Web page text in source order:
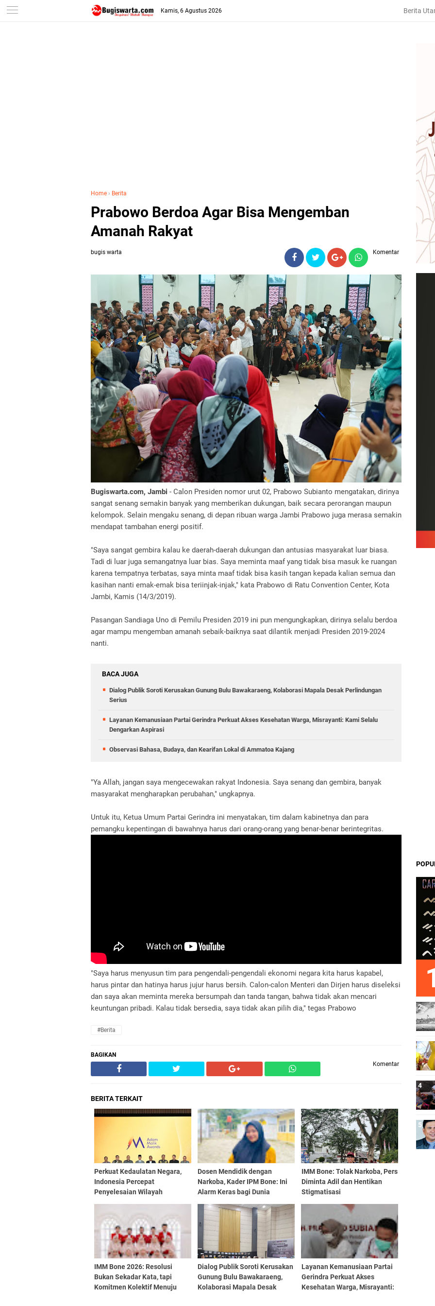
-->
Kamis, 6 Agustus 2026 Berita
Home › Berita
Prabowo Berdoa Agar Bisa Mengemban
Amanah Rakyat
bugis warta Komentar
Bugiswarta.com, Jambi - Calon Presiden nomor urut 02, Prabowo Subianto mengatakan, dirinya
sangat senang semakin banyak yang memberikan dukungan, baik secara perorangan maupun
kelompok. Selain mengaku senang, di depan ribuan warga Jambi Prabowo juga merasa semakin
mendapat tambahan energi positif.
"Saya sangat gembira kalau ke daerah-daerah dukungan dan antusias masyarakat luar biasa.
Tadi di luar juga semangatnya luar bias. Saya meminta maaf yang tidak bisa masuk ke ruangan
karena tempatnya terbatas, saya minta maaf tidak bisa kasih tangan kepada kalian semua dan
kasihan nanti emak-emak bisa teriinjak-injak," kata Prabowo di Ratu Convention Center, Kota
Jambi, Kamis (14/3/2019).
Pasangan Sandiaga Uno di Pemilu Presiden 2019 ini pun mengungkapkan, dirinya selalu berdoa
agar mampu mengemban amanah sebaik-baiknya saat dilantik menjadi Presiden 2019-2024
nanti.
BACA JUGA
Dialog Publik Soroti Kerusakan Gunung Bulu Bawakaraeng, Kolaborasi Mapala Desak Perlindungan
Serius
Layanan Kemanusiaan Partai Gerindra Perkuat Akses Kesehatan Warga, Misrayanti: Kami Selalu
Dengarkan Aspirasi
Observasi Bahasa, Budaya, dan Kearifan Lokal di Ammatoa Kajang
"Ya Allah, jangan saya mengecewakan rakyat Indonesia. Saya senang dan gembira, banyak
masyarakat mengharapkan perubahan," ungkapnya.
Untuk itu, Ketua Umum Partai Gerindra ini menyatakan, tim dalam kabinetnya dan para
pemangku kepentingan di bawahnya harus dari orang-orang yang benar-benar berintegritas.
"Saya harus menyusun tim para pengendali-pengendali ekonomi negara kita harus kapabel,
harus pintar dan hatinya harus jujur harus bersih. Calon-calon Menteri dan Dirjen harus diseleksi
dan saya akan meminta mereka bersumpah dan tanda tangan, bahwa tidak akan mencari
keuntungan pribadi. Kalau tidak bersedia, saya tidak akan pilih dia," tegas Prabowo
#Berita
BAGIKAN
Komentar
BERITA TERKAIT
Perkuat Kedaulatan Negara,
Indonesia Percepat
Penyelesaian Wilayah
Dosen Mendidik dengan
Narkoba, Kader IPM Bone: Ini
Alarm Keras bagi Dunia
IMM Bone: Tolak Narkoba, Pers
Diminta Adil dan Hentikan
Stigmatisasi
IMM Bone 2026: Resolusi
Bukan Sekadar Kata, tapi
Komitmen Kolektif Menuju
Dialog Publik Soroti Kerusakan
Gunung Bulu Bawakaraeng,
Kolaborasi Mapala Desak
Layanan Kemanusiaan Partai
Gerindra Perkuat Akses
Kesehatan Warga, Misrayanti: